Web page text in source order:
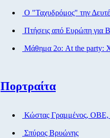
Ο "Ταχυδρόμος" την
Πτήσεις από Eυρώπη για
Μάθημα 2ο: At the party:
Πορτραίτα
Κώστας Γραμμένος, ΟΒΕ,
Σπύρος Βρυώνης